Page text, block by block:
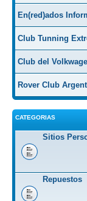
En(red)ados
Club Tunning
Club del
Rover Club
CATEGORIAS
Sitios
Repuestos